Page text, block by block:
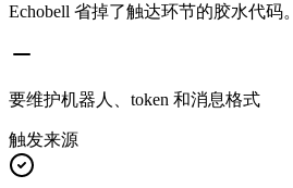
Echobell 省掉了触达环节的胶水代码。
要维护机器人、token 和消息格式
触发来源